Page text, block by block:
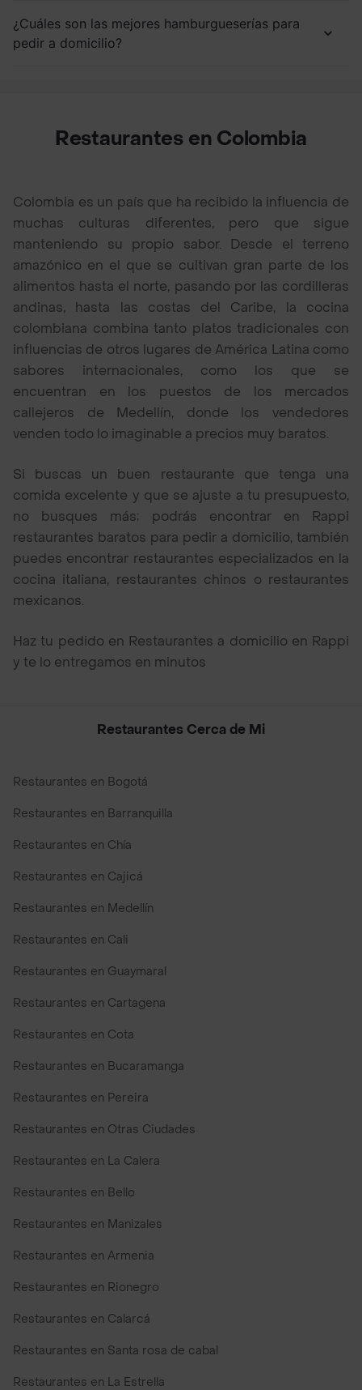
¿Cuáles son las mejores hamburgueserías para
pedir a domicilio?
Restaurantes en Colombia
Colombia es un país que ha recibido la influencia de
muchas culturas diferentes, pero que sigue
manteniendo su propio sabor. Desde el terreno
amazónico en el que se cultivan gran parte de los
alimentos hasta el norte, pasando por las cordilleras
andinas, hasta las costas del Caribe, la cocina
colombiana combina tanto platos tradicionales con
influencias de otros lugares de América Latina como
sabores internacionales, como los que se
encuentran en los puestos de los mercados
callejeros de Medellín, donde los vendedores
venden todo lo imaginable a precios muy baratos.
Si buscas un buen restaurante que tenga una
comida excelente y que se ajuste a tu presupuesto,
no busques más; podrás encontrar en Rappi
restaurantes baratos para pedir a domicilio, también
puedes encontrar restaurantes especializados en la
cocina italiana, restaurantes chinos o restaurantes
mexicanos.
Haz tu pedido en Restaurantes a domicilio en Rappi
y te lo entregamos en minutos
Restaurantes Cerca de Mi
Restaurantes en Bogotá
Restaurantes en Barranquilla
Restaurantes en Chía
Restaurantes en Cajicá
Restaurantes en Medellín
Restaurantes en Cali
Restaurantes en Guaymaral
Restaurantes en Cartagena
Restaurantes en Cota
Restaurantes en Bucaramanga
Restaurantes en Pereira
Restaurantes en Otras Ciudades
Restaurantes en La Calera
Restaurantes en Bello
Restaurantes en Manizales
Restaurantes en Armenia
Restaurantes en Rionegro
Restaurantes en Calarcá
Restaurantes en Santa rosa de cabal
Restaurantes en La Estrella